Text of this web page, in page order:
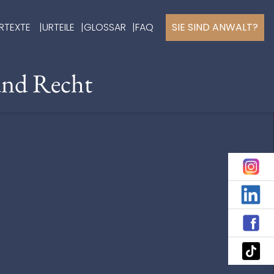
URTEILE GLOSSAR FAQ SIE SIND ANWALT?
Recht